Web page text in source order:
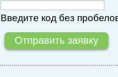
Введите код без